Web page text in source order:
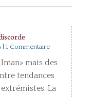
| 1 Commentaire
mais des
tendances
La